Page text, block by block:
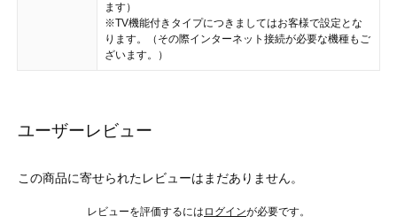
ます）
※TV機能付きタイプにつきましてはお客様で設定とな
ります。（その際インターネット接続が必要な機種もご
ざいます。）
ユーザーレビュー
この商品に寄せられたレビューはまだありません。
レビューを評価するには ログインが必要です。